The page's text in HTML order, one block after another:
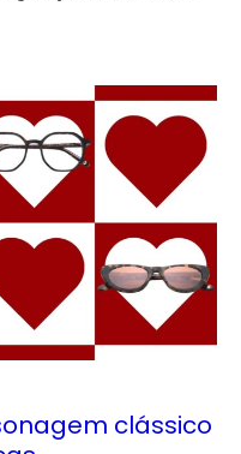
clássico